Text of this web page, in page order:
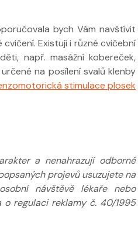
bych Vám navštívit
Existují i různé cvičební
např. masážní kobereček,
na posílení svalů klenby
stimulace plosek
a nenahrazují odborné
projevů usuzujete na
návštěvě lékaře nebo
o regulaci reklamy č. 40/1995
Nabídka
FYZIOklinice